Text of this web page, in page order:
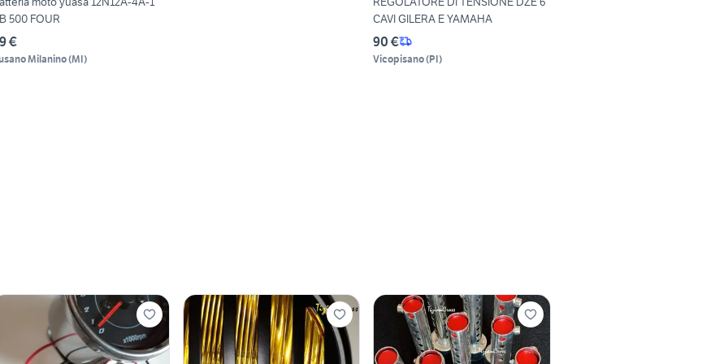
500 FOUR
€
Milanino(MI)
CAVI GILERA E YAMAHA
90 €
Vicopisano(PI)